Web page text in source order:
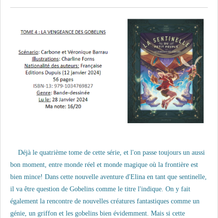
Déjà le quatrième tome de cette série, et l'on passe toujours un aussi
bon moment, entre monde réel et monde magique où la frontière est
bien mince! Dans cette nouvelle aventure d'Elina en tant que sentinelle,
il va être question de Gobelins comme le titre l'indique. On y fait
également la rencontre de nouvelles créatures fantastiques comme un
génie, un griffon et les gobelins bien évidemment. Mais si cette